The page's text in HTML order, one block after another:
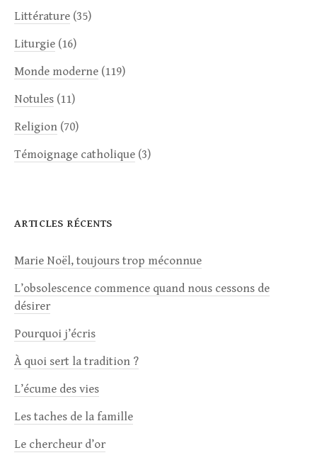
Littérature (35)
Liturgie (16)
Monde moderne (119)
Notules (11)
Religion (70)
Témoignage catholique (3)
ARTICLES RÉCENTS
Marie Noël, toujours trop méconnue
L’obsolescence commence quand nous cessons de
désirer
Pourquoi j’écris
À quoi sert la tradition ?
L’écume des vies
Les taches de la famille
Le chercheur d’or